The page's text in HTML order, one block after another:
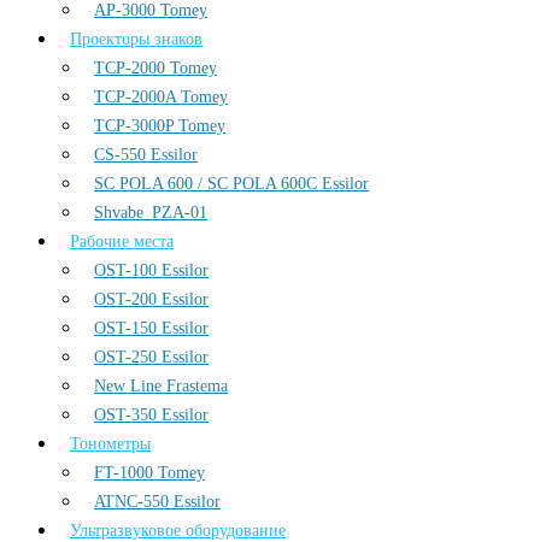
AP-3000 Tomey
Проекторы знаков
TCP-2000 Tomey
TCP-2000A Tomey
TCP-3000P Tomey
CS-550 Essilor
SC POLA 600 / SC POLA 600С Essilor
Shvabe_PZA-01
Рабочие места
OST-100 Essilor
OST-200 Essilor
OST-150 Essilor
OST-250 Essilor
New Line Frastema
OST-350 Essilor
Тонометры
FT-1000 Tomey
ATNC-550 Essilor
Ультразвуковое оборудование